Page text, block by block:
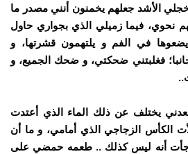
الأشد جعلهم يخمنون أنني مصدر ما
نحوي، فيما زميلي الذي بجواري حاول
في الفم و يلتهمون قشرتها، و
فغلبتني ضحكتي، و ضحك الجميع، و
يختلف عن ذلك الماء الذي أعتدت
الكأس الزجاجي الذي أمامي، و ما أن
أنه ليس كذلك .. طعمه حمضي على